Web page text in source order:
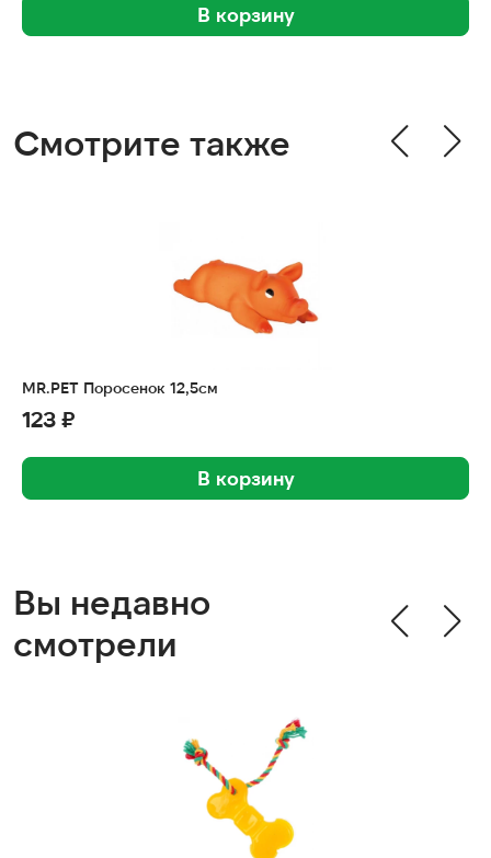
В корзину
Смотрите также
MR.PET Поросенок 12,5см
123 ₽
В корзину
Вы недавно
смотрели